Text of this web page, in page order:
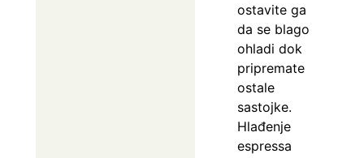
ostavite ga
da se blago
ohladi dok
pripremate
ostale
sastojke.
Hlađenje
espressa